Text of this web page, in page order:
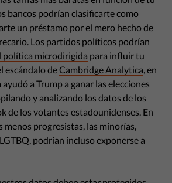
bancos podrían clasificarte como
un préstamo por el mero hecho de
Los partidos políticos podrían
política microdirigida para influir tu
escándalo deCambridge Analytica , en
a Trump a ganar las elecciones
y analizando los datos de los
de los votantes estadounidenses. En
menos progresistas, las minorías,
podrían incluso exponerse a